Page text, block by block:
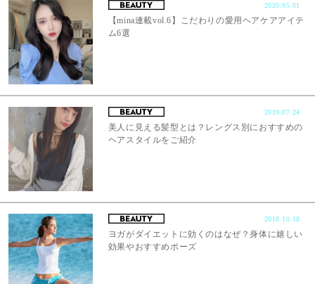
2020.05.01
【mina連載vol.6】こだわりの愛用ヘアケアアイテ
ム6選
2019.07.24
美人に見える髪型とは？レングス別におすすめの
ヘアスタイルをご紹介
2018.10.18
ヨガがダイエットに効くのはなぜ？身体に嬉しい
効果やおすすめポーズ